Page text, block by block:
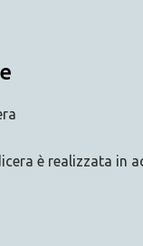
è realizzata in